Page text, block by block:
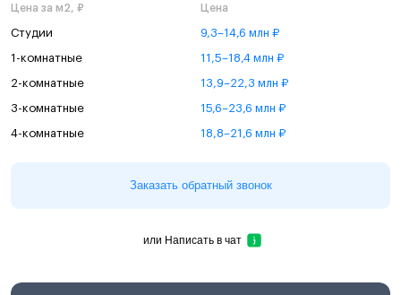
Цена за м2, ₽
Цена
Студии 9,3–14,6 млн ₽
1-комнатные 11,5–18,4 млн ₽
2-комнатные 13,9–22,3 млн ₽
3-комнатные 15,6–23,6 млн ₽
4-комнатные 18,8–21,6 млн ₽
Заказать обратный звонок
или Написать в чат